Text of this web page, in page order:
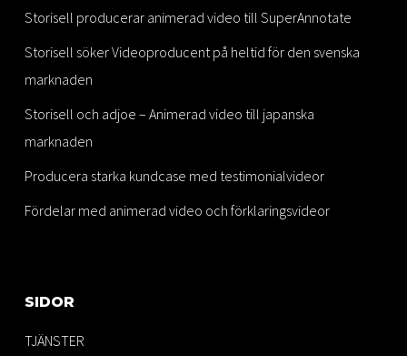
Storisell producerar animerad video till SuperAnnotate
Storisell söker Videoproducent på heltid för den svenska
marknaden
Storisell och adjoe – Animerad video till japanska
marknaden
Producera starka kundcase med testimonialvideor
Fördelar med animerad video och förklaringsvideor
SIDOR
TJÄNSTER